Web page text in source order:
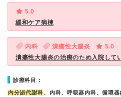
5.0
緩和ケア病棟
内科 潰瘍性大腸炎
5.0
潰瘍性大腸炎の治療のため入院して
診療科目：
内分泌代謝科、内科、呼吸器内科、循環